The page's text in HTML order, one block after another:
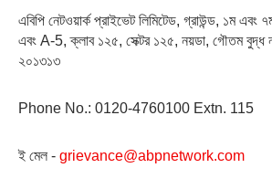
এবিপি নেটওয়ার্ক প্রাইভেট লিমিটেড, গ্রাউন্ড, ১ম
এবং A-5, ক্লাব ১২৫, সেক্টর ১২৫, নয়ডা, গৌতম
২০১৩১৩
Phone No.: 0120-4760100 Extn. 115
ই মেল - grievance@abpnetwork.com